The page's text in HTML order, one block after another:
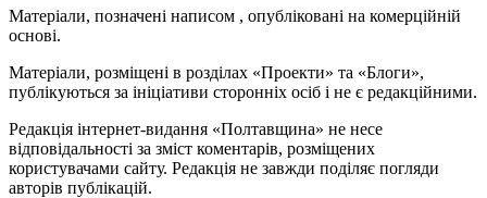
Матеріали, позначені написом , опубліковані на комерційній
основі.
Матеріали, розміщені в розділах «Проекти» та «Блоги»,
публікуються за ініціативи сторонніх осіб і не є редакційними.
Редакція інтернет-видання «Полтавщина» не несе
відповідальності за зміст коментарів, розміщених
користувачами сайту. Редакція не завжди поділяє погляди
авторів публікацій.